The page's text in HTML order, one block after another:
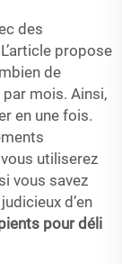
des
propose
de
mois. Ainsi,
en une fois.
utiliserez
vous savez
d’en
pour déli